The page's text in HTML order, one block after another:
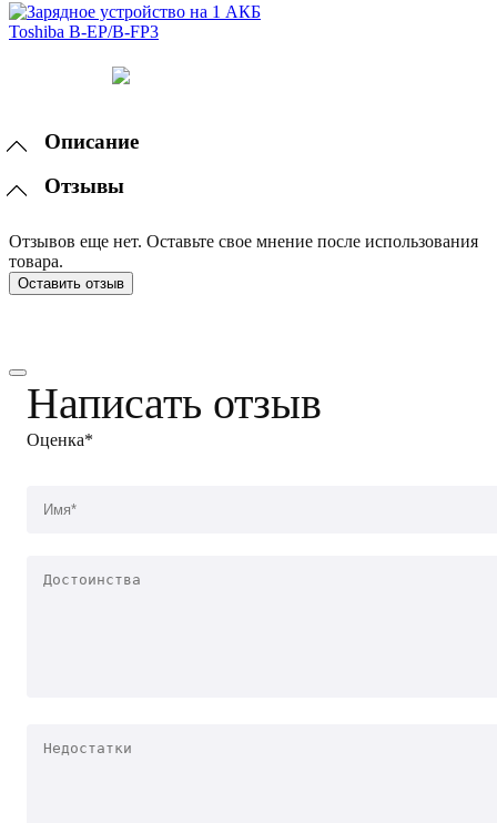
Описание
Отзывы
Отзывов еще нет. Оставьте свое мнение после использования
товара.
Оставить отзыв
Написать отзыв
Оценка*